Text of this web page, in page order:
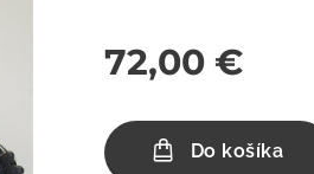
72,00 €
Do košíka